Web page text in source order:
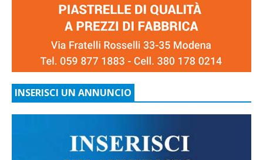
INSERISCI UN ANNUNCIO